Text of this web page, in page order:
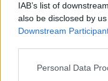
IAB’s list of
also be disclosed by
Downstream
Please note that this
Personal Data
Πιο